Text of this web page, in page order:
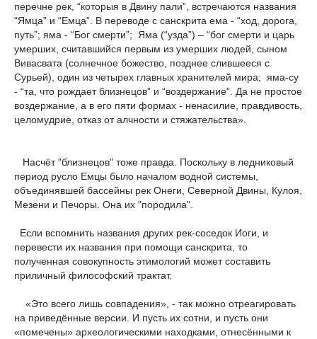
перечне рек, “которыя в Двину пали”, встречаются названия
“Ямца” и “Емца”. В переводе с санскрита eмa - “ход, дорога,
путь”; яма - “Бог смерти”; Яма (“узда”) – “бог смерти и царь
умерших, считавшийся первым из умерших людей, сыном
Вивасвата (солнечное божество, позднее слившееся с
Сурьей), один из четырех главных хранителей мира; яма-су
- “та, что рождает близнецов” и “воздержание”. Да не простое
воздержание, а в его пяти формах - ненасилие, правдивость,
целомудрие, отказ от алчности и стяжательства».
Насчёт "близнецов" тоже правда. Поскольку в ледниковый
период русло Емцы было началом водной системы,
объединявшей бассейны рек Онеги, Северной Двины, Кулоя,
Мезени и Печоры. Она их "породила".
Если вспомнить названия других рек-соседок Иоги, и
перевести их названия при помощи санскрита, то
полученная совокупность этимологий может составить
приличный философский трактат.
«Это всего лишь совпадения», - так можно отреагировать
на приведённые версии. И пусть их сотни, и пусть они
«помечены» археологическими находками, отнесёнными к